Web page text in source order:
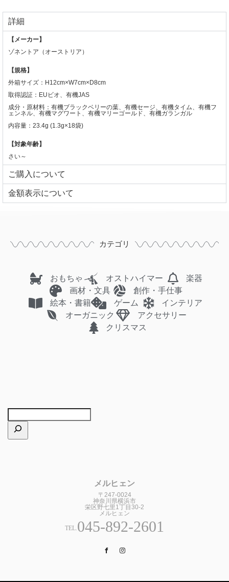
詳細
【メーカー】
ゾネントア（オーストリア）
【規格】
外箱サイズ：H12cm×W7cm×D8cm
取得認証：EUビオ、有機JAS
成分・原材料：有機ブラックベリーの葉、有機セージ、有機タイム、有機フ
ェンネル、有機マグワート、有機マリーゴールド、有機ガランガル
内容量：23.4g (1.3g×18袋)
【対象年齢】
さい～
ご購入について
⾦額表⽰について
カテゴリ
おもちゃ オストハイマー
楽器
画材・文具
創作・手仕事
絵本・書籍
ゲーム
インテリア
オーガニック
アクセサリー
クリスマス
メルヒェン
〒247-0024
神奈川県横浜市
栄区野七里1丁目30-2
メルヒェン
TEL. 045-892-2601
Facebook